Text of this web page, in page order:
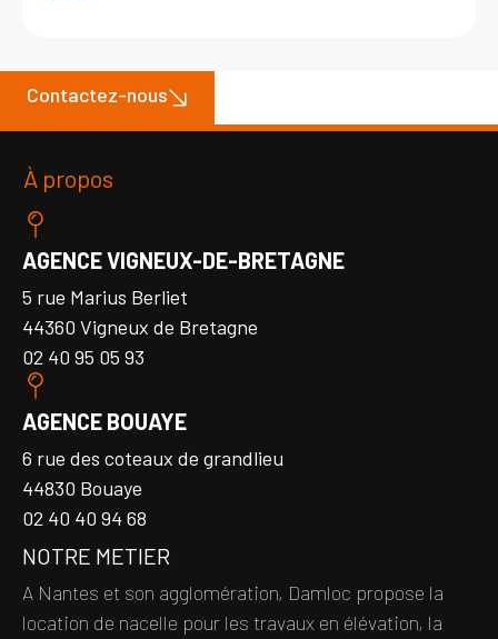
Contactez-nous
À propos
AGENCE VIGNEUX-DE-BRETAGNE
5 rue Marius Berliet
44360 Vigneux de Bretagne
02 40 95 05 93
AGENCE BOUAYE
6 rue des coteaux de grandlieu
44830 Bouaye
02 40 40 94 68
NOTRE METIER
A Nantes et son agglomération, Damloc propose la
location de nacelle pour les travaux en élévation, la